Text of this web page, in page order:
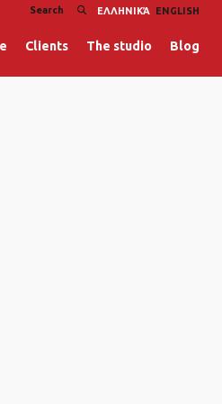
ΕΛΛΗΝΙΚΆ ENGLISH
Clients The studio Blog